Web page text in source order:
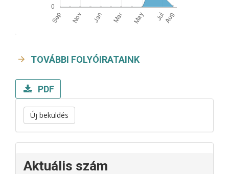
TOVÁBBI FOLYÓIRATAINK
PDF
Új beküldés
Aktuális szám